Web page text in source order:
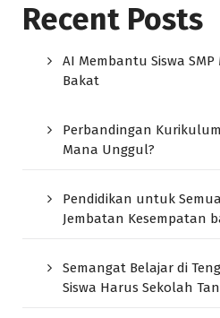
Recent Posts
AI Membantu Siswa
Bakat
Perbandingan
Mana Unggul?
Pendidikan untuk
Jembatan Kesempatan
Semangat Belajar di
Siswa Harus Sekolah